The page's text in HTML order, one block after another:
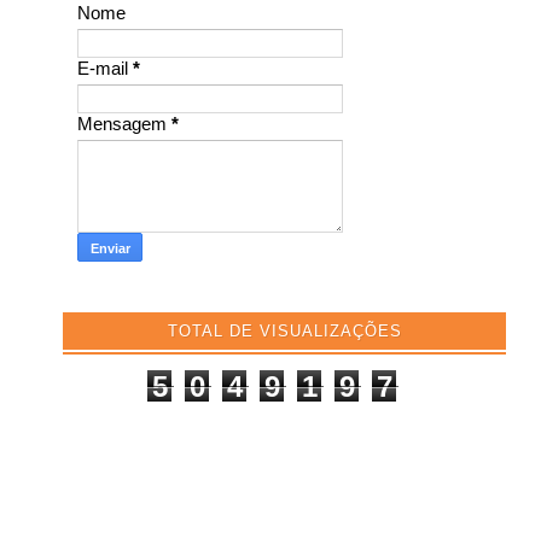
Nome
E-mail*
Mensagem*
TOTAL DE VISUALIZAÇÕES
5 0 4 9 1 9 7